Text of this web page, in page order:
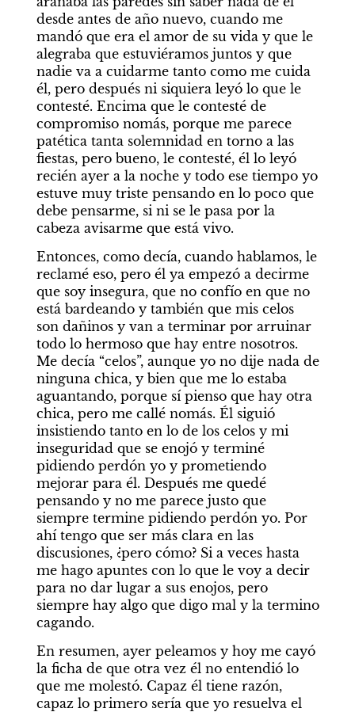
desde antes de año nuevo, cuando me
mandó que era el amor de su vida y que le
alegraba que estuviéramos juntos y que
nadie va a cuidarme tanto como me cuida
él, pero después ni siquiera leyó lo que le
contesté. Encima que le contesté de
compromiso nomás, porque me parece
patética tanta solemnidad en torno a las
fiestas, pero bueno, le contesté, él lo leyó
recién ayer a la noche y todo ese tiempo yo
estuve muy triste pensando en lo poco que
debe pensarme, si ni se le pasa por la
cabeza avisarme que está vivo.
Entonces, como decía, cuando hablamos, le
reclamé eso, pero él ya empezó a decirme
que soy insegura, que no confío en que no
está bardeando y también que mis celos
son dañinos y van a terminar por arruinar
todo lo hermoso que hay entre nosotros.
Me decía “celos”, aunque yo no dije nada de
ninguna chica, y bien que me lo estaba
aguantando, porque sí pienso que hay otra
chica, pero me callé nomás. Él siguió
insistiendo tanto en lo de los celos y mi
inseguridad que se enojó y terminé
pidiendo perdón yo y prometiendo
mejorar para él. Después me quedé
pensando y no me parece justo que
siempre termine pidiendo perdón yo. Por
ahí tengo que ser más clara en las
discusiones, ¿pero cómo? Si a veces hasta
me hago apuntes con lo que le voy a decir
para no dar lugar a sus enojos, pero
siempre hay algo que digo mal y la termino
cagando.
En resumen, ayer peleamos y hoy me cayó
la ficha de que otra vez él no entendió lo
que me molestó. Capaz él tiene razón,
capaz lo primero sería que yo resuelva el